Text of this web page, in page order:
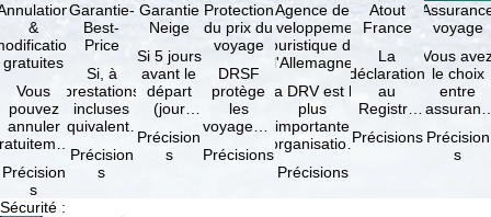
&
gratuites
Vous
pouvez
annuler
suivant
la
Précision
s
Garantie-
Best-
Price
Si, à
prestations
incluses
équivalentes
réserve de
disponibilités,
Précision
s
Garantie
Neige
Si 5 jours
avant le
départ
(jour
d'arrivée),
tous les
domaines
Précision
s
Protection
du prix du
voyage
DRSF
protège
les
voyageurs
réservent
Précisions
Agence de
développement
touristique de
l'Allemagne
La DRV est la
plus
importante
organisation
professionnels
Précisions
Atout
France
La
déclaration
au
Registre
Opérateurs
Précisions
voyage
Vous
le choix
entre
et
Précision
s
Sécurité :